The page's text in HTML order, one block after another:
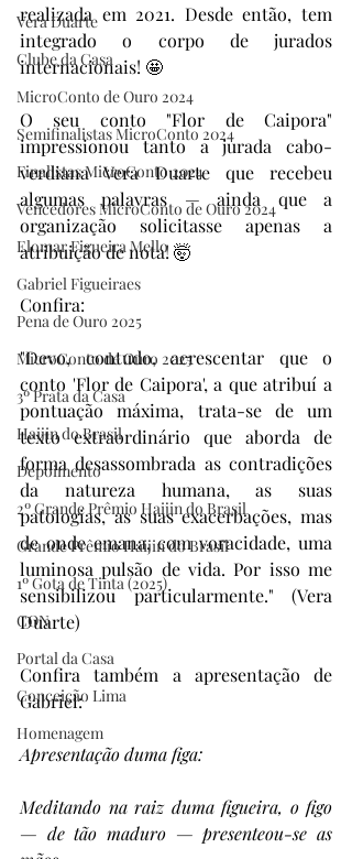
Vera Duarte
Clube da Casa
MicroConto de Ouro 2024
Semifinalistas MicroConto 2024
Finalistas MicroConto 2024
Vencedores MicroConto de Ouro 2024
Elomar Figueira Mello
Gabriel Figueiraes
Pena de Ouro 2025
MicroConto de Ouro 2025
3º Prata da Casa
Haijin do Brasil
Depoimento
2º Grande Prêmio Haijin do Brasil
Grande Prêmio Haijin do Brasil
1º Gota de Tinta (2025)
CON
Portal da Casa
Conceição Lima
Homenagem
realizada em 2021. Desde então, tem
integrado o corpo de jurados
internacionais! 🤩
O seu conto "Flor de Caipora"
impressionou tanto a jurada cabo-
verdiana Vera Duarte que recebeu
algumas palavras — ainda que a
organização solicitasse apenas a
atribuição de nota! 🤯
Confira:
"Devo, contudo, acrescentar que o
conto 'Flor de Caipora', a que atribuí a
pontuação máxima, trata-se de um
texto extraordinário que aborda de
forma desassombrada as contradições
da natureza humana, as suas
patologias, as suas exacerbações, mas
de onde emana, com voracidade, uma
luminosa pulsão de vida. Por isso me
sensibilizou particularmente." (Vera
Duarte)
Confira também a apresentação de
Gabriel:
Apresentação duma figa:
Meditando na raiz duma figueira, o figo
— de tão maduro — presenteou-se as